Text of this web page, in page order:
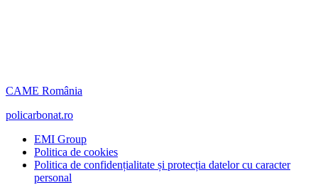
CAME România
policarbonat.ro
EMI Group
Politica de cookies
Politica de confidențialitate și protecția datelor cu caracter
personal